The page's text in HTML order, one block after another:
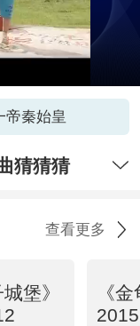
帝秦始皇
猜猜猜
查看更多
堡》
《